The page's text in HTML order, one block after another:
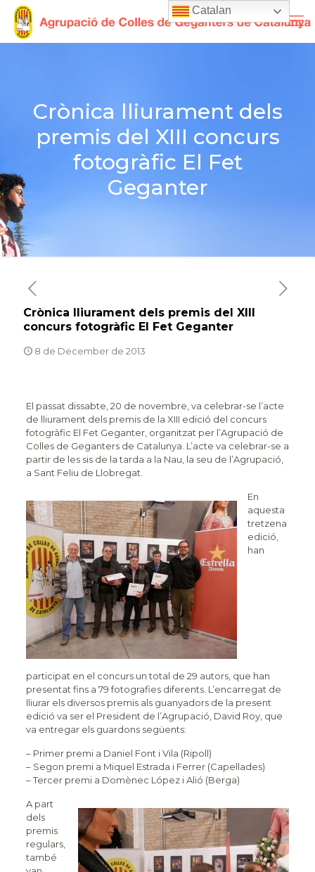
Crònica lliurament dels
premis del XIII concurs
fotogràfic El Fet
Geganter
Crònica lliurament dels premis del XIII
concurs fotogràfic El Fet Geganter
8 de December de 2013
El passat dissabte, 20 de novembre, va celebrar-se l’acte
de lliurament dels premis de la XIII edició del concurs
fotogràfic El Fet Geganter, organitzat per l’Agrupació de
Colles de Geganters de Catalunya. L’acte va celebrar-se a
partir de les sis de la tarda a la Nau, la seu de l’Agrupació,
a Sant Feliu de Llobregat.
En
aquesta
tretzena
edició,
han
participat en el concurs un total de 29 autors, que han
presentat fins a 79 fotografies diferents. L’encarregat de
lliurar els diversos premis als guanyadors de la present
edició va ser el President de l’Agrupació, David Roy, que
va entregar els guardons següents:
– Primer premi a Daniel Font i Vila (Ripoll)
– Segon premi a Miquel Estrada i Ferrer (Capellades)
– Tercer premi a Domènec López i Alió (Berga)
A part
dels
premis
regulars,
també
Catalan